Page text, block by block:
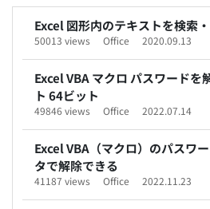
Excel 図形内のテキストを検索
50013 views Office 2020.09.13
Excel VBA マクロ パスワードを
ト 64ビット
49846 views Office 2022.07.14
Excel VBA（マクロ）のパスワ
タで解除できる
41187 views Office 2022.11.23